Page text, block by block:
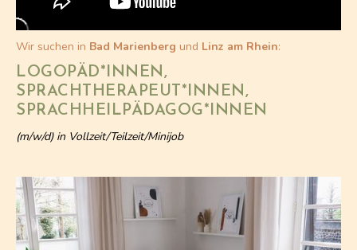
Wir suchen in Bad Marienberg und Linz am Rhein:
LOGOPÄD*INNEN,
SPRACHTHERAPEUT*INNEN,
SPRACHHEILPÄDAGOG*INNEN
(m/w/d) in Vollzeit/Teilzeit/Minijob